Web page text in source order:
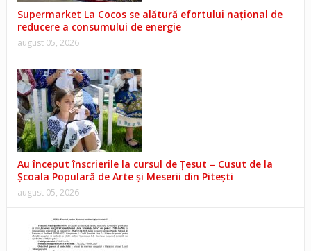
Supermarket La Cocos se alătură efortului național de
reducere a consumului de energie
august 05, 2026
Au început înscrierile la cursul de Țesut – Cusut de la
Școala Populară de Arte și Meserii din Pitești
august 05, 2026